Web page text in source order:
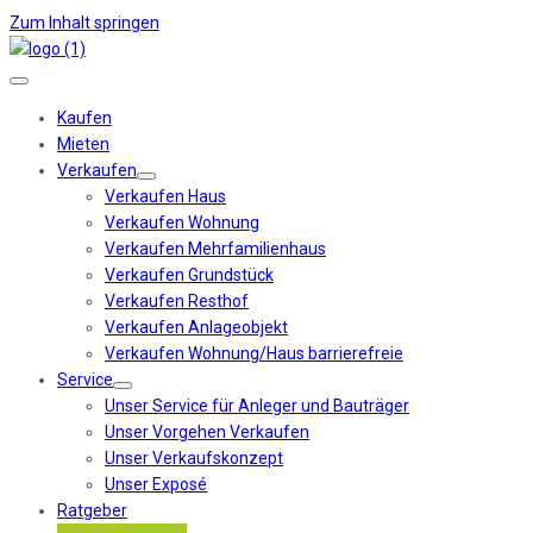
Zum Inhalt springen
Kaufen
Mieten
Verkaufen
Verkaufen Haus
Verkaufen Wohnung
Verkaufen Mehrfamilienhaus
Verkaufen Grundstück
Verkaufen Resthof
Verkaufen Anlageobjekt
Verkaufen Wohnung/Haus barrierefreie
Service
Unser Service für Anleger und Bauträger
Unser Vorgehen Verkaufen
Unser Verkaufskonzept
Unser Exposé
Ratgeber